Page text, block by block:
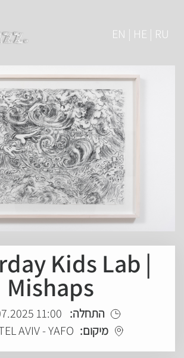
EN | HE | RU
Kids Lab |
Mishaps
התחלה: 11:00 05.07.2025
מיקום: AVIV - YAFO